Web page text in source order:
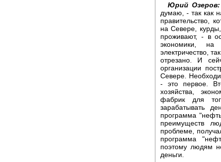
Юрий Озеров:
думаю, - так как
правительство,
на Севере,
проживают, - в
экономики, на
электричество,
отрезано. И
организации
Севере.
- это первое.
хозяйства,
фабрик для
зарабатывать
программа
преимуществ
проблеме,
программа
поэтому людям
деньги.